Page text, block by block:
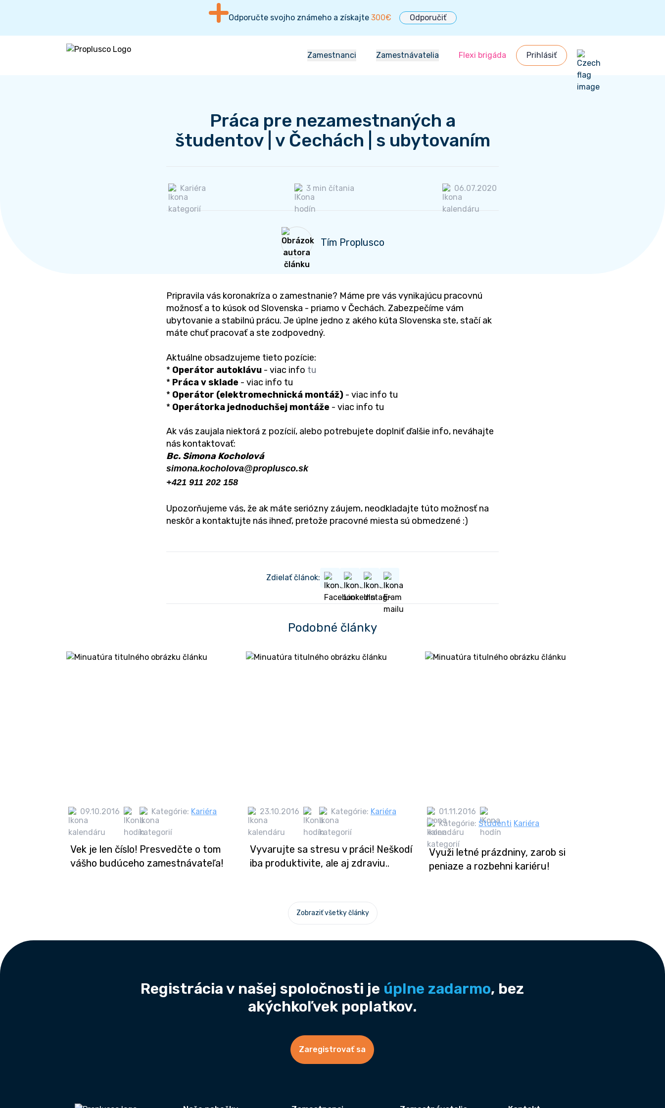
Odporučte svojho známeho a získajte 300€ Odporučiť
Zamestnanci
Referral program
O nás
Zamestnávatelia
O nás
Referencie
Flexi brigáda Prihlásiť
Práca pre nezamestnaných a
študentov | v Čechách | s ubytovaním
Kariéra 3 min čítania 06.07.2020
Tím Proplusco
Pripravila vás koronakríza o zamestnanie? Máme pre vás vynikajúcu pracovnú
možnosť a to kúsok od Slovenska - priamo v Čechách. Zabezpečíme vám
ubytovanie a stabilnú prácu. Je úplne jedno z akého kúta Slovenska ste, stačí ak
máte chuť pracovať a ste zodpovedný.
Aktuálne obsadzujeme tieto pozície:
* Operátor autoklávu - viac info tu
* Práca v sklade - viac info tu
* Operátor (elektromechnická montáž) - viac info tu
* Operátorka jednoduchšej montáže - viac info tu
Ak vás zaujala niektorá z pozícií, alebo potrebujete doplniť ďalšie info, neváhajte
nás kontaktovať:
Bc. Simona Kocholová
simona.kocholova@proplusco.sk
+421 911 202 158
Upozorňujeme vás, že ak máte seriózny záujem, neodkladajte túto možnosť na
neskôr a kontaktujte nás ihneď, pretože pracovné miesta sú obmedzené :)
Zdielať článok:
Podobné články
09.10.2016 Kategórie: Kariéra
Vek je len číslo! Presvedčte o tom
vášho budúceho zamestnávateľa!
23.10.2016 Kategórie: Kariéra
Vyvarujte sa stresu v práci! Neškodí
iba produktivite, ale aj zdraviu..
01.11.2016
Kategórie:Študenti Kariéra
Využi letné prázdniny, zarob si
peniaze a rozbehni kariéru!
Zobraziť všetky články
Footer
Registrácia v našej spoločnosti je úplne zadarmo, bez
akýchkoľvek poplatkov.
Zaregistrovať sa